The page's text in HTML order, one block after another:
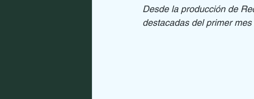
CULTURA SALUD
Desde la producción de
destacadas del primer